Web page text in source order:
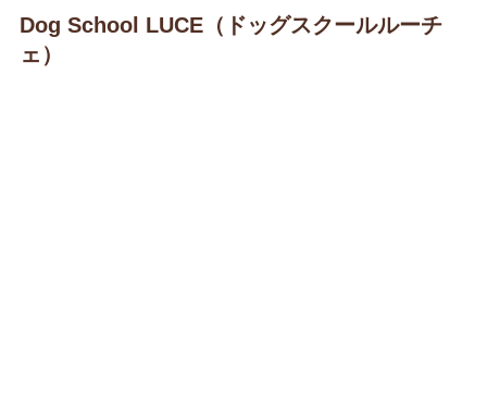
Dog School LUCE（ドッグスクールルーチ
ェ）